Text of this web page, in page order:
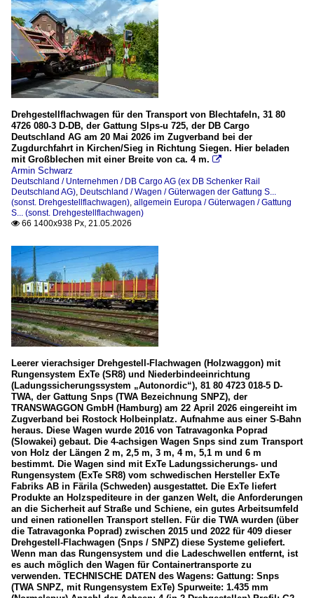
Drehgestellflachwagen für den Transport von Blechtafeln, 31 80
4726 080-3 D-DB, der Gattung Slps-u 725, der DB Cargo
Deutschland AG am 20 Mai 2026 im Zugverband bei der
Zugdurchfahrt in Kirchen/Sieg in Richtung Siegen. Hier beladen
mit Großblechen mit einer Breite von ca. 4 m. 
Armin Schwarz
Deutschland / Unternehmen / DB Cargo AG (ex DB Schenker Rail
Deutschland AG), Deutschland / Wagen / Güterwagen der Gattung S...
(sonst. Drehgestellflachwagen), allgemein Europa / Güterwagen / Gattung
S... (sonst. Drehgestellflachwagen)
 66 1400x938 Px, 21.05.2026
Leerer vierachsiger Drehgestell-Flachwagen (Holzwaggon) mit
Rungensystem ExTe (SR8) und Niederbindeeinrichtung
(Ladungssicherungssystem „Autonordic“), 81 80 4723 018-5 D-
TWA, der Gattung Snps (TWA Bezeichnung SNPZ), der
TRANSWAGGON GmbH (Hamburg) am 22 April 2026 eingereiht im
Zugverband bei Rostock Holbeinplatz. Aufnahme aus einer S-Bahn
heraus. Diese Wagen wurde 2016 von Tatravagonka Poprad
(Slowakei) gebaut. Die 4-achsigen Wagen Snps sind zum Transport
von Holz der Längen 2 m, 2,5 m, 3 m, 4 m, 5,1 m und 6 m
bestimmt. Die Wagen sind mit ExTe Ladungssicherungs- und
Rungensystem (ExTe SR8) vom schwedischen Hersteller ExTe
Fabriks AB in Färila (Schweden) ausgestattet. Die ExTe liefert
Produkte an Holzspediteure in der ganzen Welt, die Anforderungen
an die Sicherheit auf Straße und Schiene, ein gutes Arbeitsumfeld
und einen rationellen Transport stellen. Für die TWA wurden (über
die Tatravagonka Poprad) zwischen 2015 und 2022 für 409 dieser
Drehgestell-Flachwagen (Snps / SNPZ) diese Systeme geliefert.
Wenn man das Rungensystem und die Ladeschwellen entfernt, ist
es auch möglich den Wagen für Containertransporte zu
verwenden. TECHNISCHE DATEN des Wagens: Gattung: Snps
(TWA SNPZ, mit Rungensystem ExTe) Spurweite: 1.435 mm